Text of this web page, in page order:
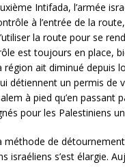
Intifada, l’armée
à l’entrée de la
la route pour se
est toujours en place,
région ait diminué depuis
détiennent un permis de
à pied qu’en passant
pour les Palestiniens
méthode de
israéliens s’est élargie.